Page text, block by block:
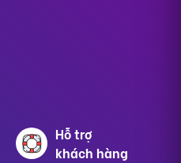
Hỗ trợ
khách hàng